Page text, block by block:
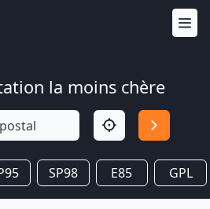
la moins chère
SP98 E85 GPL